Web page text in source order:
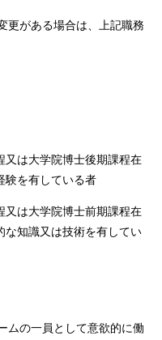
更がある場合は、上記職務
は大学院博士後期課程在
験を有している者
は大学院博士前期課程在
な知識又は技術を有してい
ムの一員として意欲的に働